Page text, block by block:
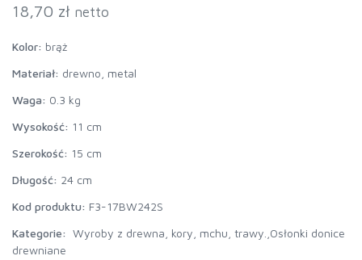
18,70 zł netto
Kolor: brąż
Materiał: drewno, metal
Waga: 0.3 kg
Wysokość: 11 cm
Szerokość: 15 cm
Długość: 24 cm
Kod produktu: F3-17BW242S
Kategorie: Wyroby z drewna, kory, mchu, trawy., Osłonki donice
drewniane